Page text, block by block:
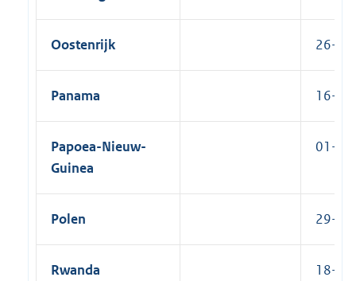
Oostenrijk 26-
Panama 16-
Papoea-Nieuw-
Guinea
01-
Polen 29-
Rwanda 18-